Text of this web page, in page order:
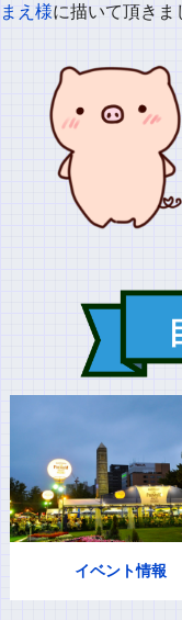
まえ様に描いて頂きま
イベント情報